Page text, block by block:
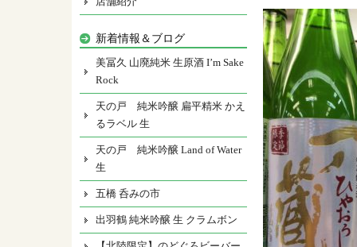
新着情報＆ブログ
美冨久 山廃純米 生原酒 I’m Sake
Rock
天の戸 純米吟醸 扁平精米 かえ
るラベル 生
天の戸 純米吟醸 Land of Water
生
五橋 呑みの市
出羽鶴 純米吟醸 生 クラムボン